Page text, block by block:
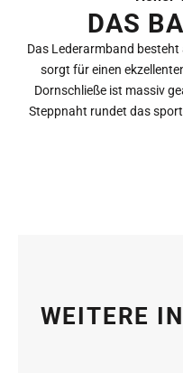
DAS
Das Lederarmband besteht
sorgt für einen
Dornschließe ist massiv
Steppnaht rundet das
WEITERE